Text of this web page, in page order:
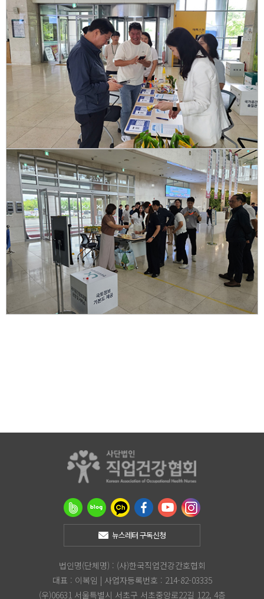
법인명(단체명) : (사)한국직업건강간호협회
대표 : 이복임 | 사업자등록번호 : 214-82-03335
(우)06631 서울특별시 서초구 서초중앙로22길 122, 4층
뉴스레터 구독신청